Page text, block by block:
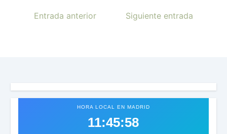
Entrada anterior Siguiente entrada
HORA LOCAL EN MADRID
11:46:01